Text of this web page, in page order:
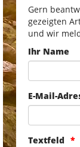
Gern
gezeigten
und wir
Ihr Name
E-Mail-
Textfeld